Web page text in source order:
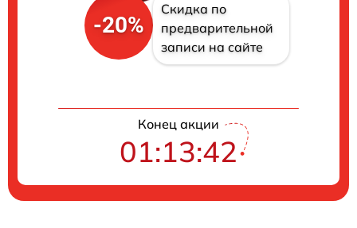
-20%
Скидка по
предварительной
записи на сайте
Конец акции
01:13:41